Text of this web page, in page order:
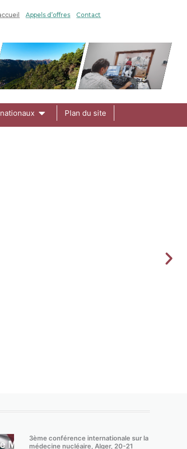
Appels d’offres Contact
Plan du site
3ème conférence internationale sur la
médecine nucléaire, Alger, 20-21